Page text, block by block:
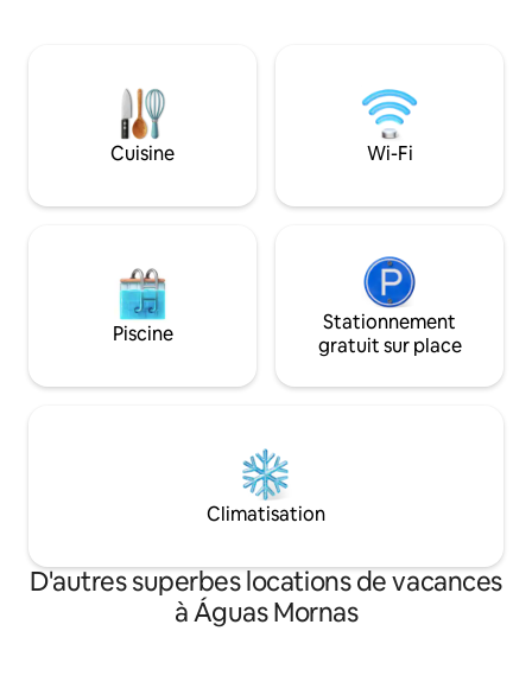
l'itinéraire
les couples,
Fica à Alfredo
de Florianópolis,
Cuisine Wi-Fi
Piscine
Stationnement
gratuit sur place
Climatisation
D'autres superbes locations de vacances
à Águas Mornas